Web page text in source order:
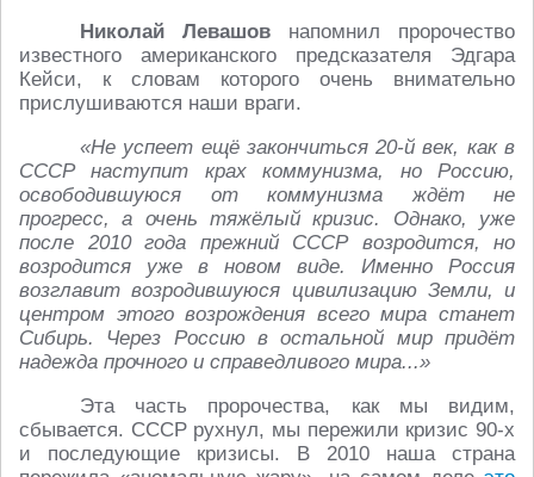
Николай Левашов напомнил пророчество
известного американского предсказателя Эдгара
Кейси, к словам которого очень внимательно
прислушиваются наши враги.
«Не успеет ещё закончиться 20-й век, как в
СССР наступит крах коммунизма, но Россию,
освободившуюся от коммунизма ждёт не
прогресс, а очень тяжёлый кризис. Однако, уже
после 2010 года прежний СССР возродится, но
возродится уже в новом виде. Именно Россия
возглавит возродившуюся цивилизацию Земли, и
центром этого возрождения всего мира станет
Сибирь. Через Россию в остальной мир придёт
надежда прочного и справедливого мира...»
Эта часть пророчества, как мы видим,
сбывается. СССР рухнул, мы пережили кризис 90-х
и последующие кризисы. В 2010 наша страна